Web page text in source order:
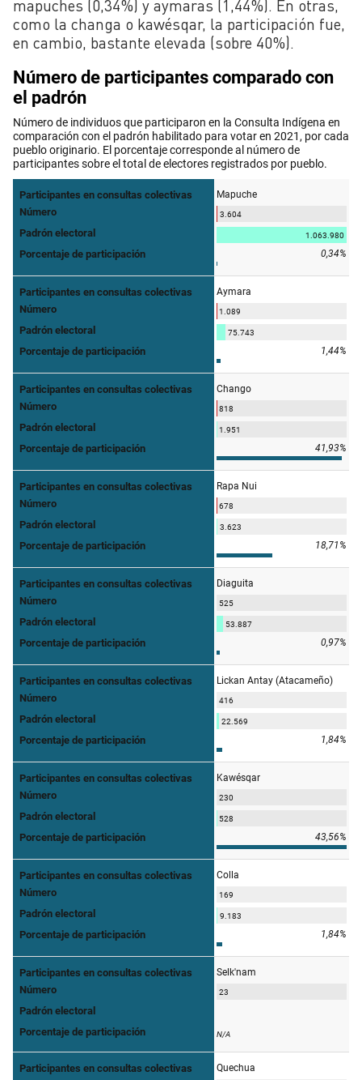
mapuches (0,34%) y aymaras (1,44%). En otras,
como la changa o kawésqar, la participación fue,
en cambio, bastante elevada (sobre 40%).